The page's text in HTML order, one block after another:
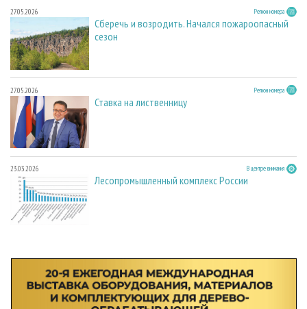
27.05.2026 Регион номера
Сберечь и возродить. Начался пожароопасный
сезон
27.05.2026 Регион номера
Ставка на лиственницу
23.03.2026 В центре внимания
Лесопромышленный комплекс России